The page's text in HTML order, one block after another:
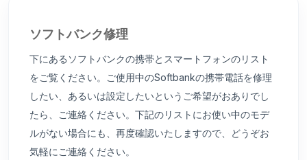
ソフトバンク修理
下にあるソフトバンクの携帯とスマートフォンのリスト
をご覧ください。ご使用中のSoftbankの携帯電話を修理
したい、あるいは設定したいというご希望がおありでし
たら、ご連絡ください。下記のリストにお使い中のモデ
ルがない場合にも、再度確認いたしますので、どうぞお
気軽にご連絡ください。